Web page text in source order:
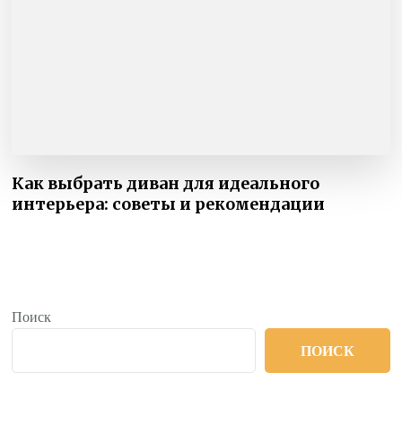
Как выбрать диван для идеального
интерьера: советы и рекомендации
Поиск
ПОИСК